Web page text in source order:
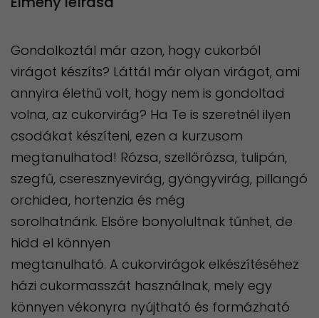
Gondolkoztál már azon, hogy cukorból
virágot készíts? Láttál már olyan virágot, ami
annyira élethű volt, hogy nem is gondoltad
volna, az cukorvirág? Ha Te is szeretnél ilyen
csodákat készíteni, ezen a kurzusom
megtanulhatod! Rózsa, szellőrózsa, tulipán,
szegfű, cseresznyevirág, gyöngyvirág, pillangó
orchidea, hortenzia és még
sorolhatnánk. Elsőre bonyolultnak tűnhet, de
hidd el könnyen
megtanulható. A cukorvirágok elkészítéséhez
házi cukormasszát használnak, mely egy
könnyen vékonyra nyújtható és formázható